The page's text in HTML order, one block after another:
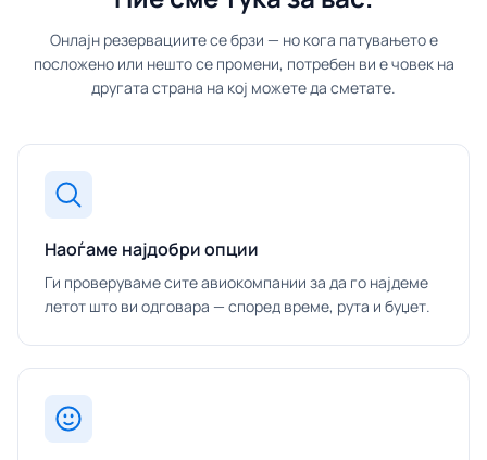
Онлајн резервациите се брзи — но кога патувањето е
посложено или нешто се промени, потребен ви е човек на
другата страна на кој можете да сметате.
Наоѓаме најдобри опции
Ги проверуваме сите авиокомпании за да го најдеме
летот што ви одговара — според време, рута и буџет.